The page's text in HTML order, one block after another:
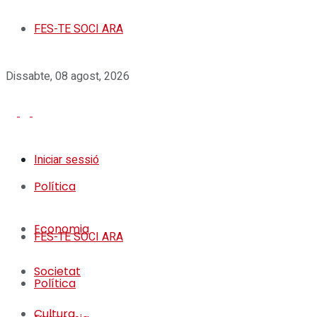
FES-TE SOCI ARA
Dissabte, 08 agost, 2026
Iniciar sessió
Política
Economia
Societat
FES-TE SOCI ARA
Política